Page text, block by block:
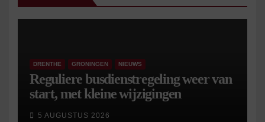
DRENTHE GRONINGEN NIEUWS
Reguliere busdienstregeling weer van
start, met kleine wijzigingen
5 AUGUSTUS 2026